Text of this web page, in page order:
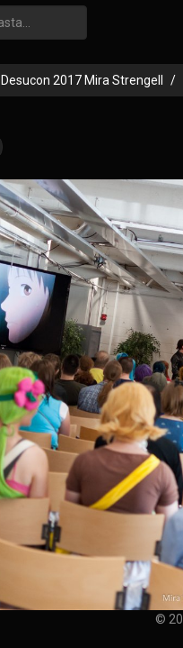
Desucon 2017 Mira Strengell
©